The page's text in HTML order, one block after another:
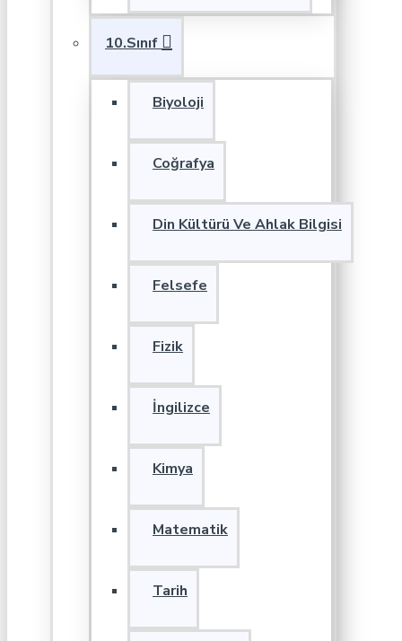
10.Sınıf
Biyoloji
Coğrafya
Din Kültürü Ve Ahlak Bilgisi
Felsefe
Fizik
İngilizce
Kimya
Matematik
Tarih